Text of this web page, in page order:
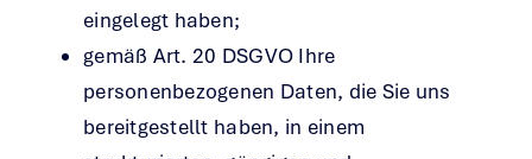
eingelegt haben;
gemäß Art. 20 DSGVO Ihre
personenbezogenen Daten, die Sie uns
bereitgestellt haben, in einem